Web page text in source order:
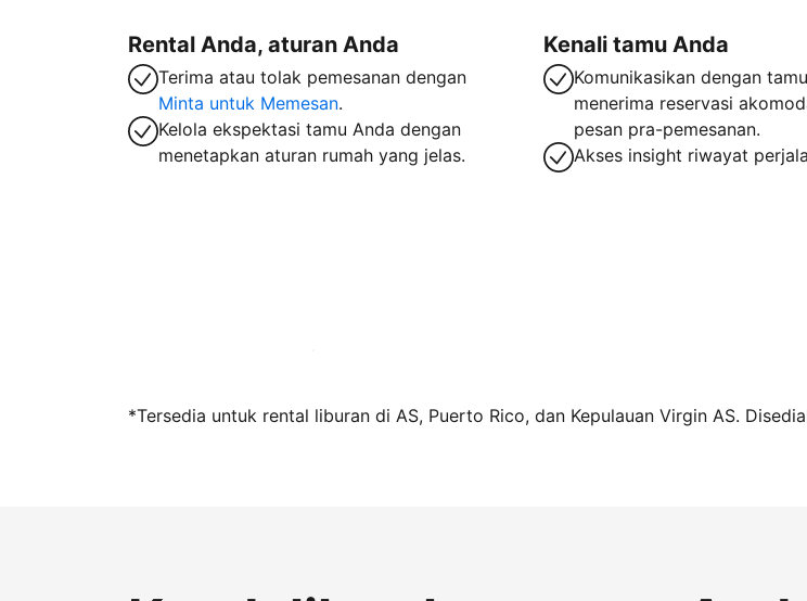
Rental Anda, aturan Anda
Terima atau tolak pemesanan dengan
Minta untuk Memesan.
Kelola ekspektasi tamu Anda dengan
menetapkan aturan rumah yang jelas.
Kenali tamu Anda
Komunikasikan dengan
menerima reservasi
pesan pra-pemesanan.
Akses insight riwayat
Jadi tuan rumah bersama kami sekarang
*Tersedia untuk rental liburan di AS, Puerto Rico, dan Kepulauan Virgin AS.